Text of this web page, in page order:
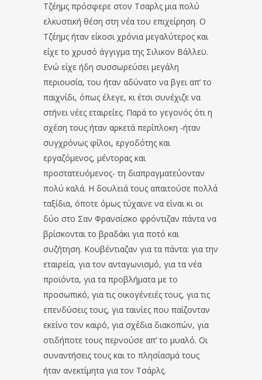
Τζέημς πρόσφερε στον Τσαρλς μια πολύ
ελκυστική θέση στη νέα του επιχείρηση. Ο
Τζέημς ήταν είκοσι χρόνια μεγαλύτερος και
είχε το χρυσό άγγιγμα της Σιλικον Βάλλεϋ.
Ενώ είχε ήδη συσσωρεύσει μεγάλη
περιουσία, του ήταν αδύνατο να βγει απ’ το
παιχνίδι, όπως έλεγε, κι έτσι συνέχιζε να
στήνει νέες εταιρείες. Παρά το γεγονός ότι η
σχέση τους ήταν αρκετά περίπλοκη -ήταν
συγχρόνως φίλοι, εργοδότης και
εργαζόμενος, μέντορας και
προστατευόμενος- τη διαπραγματεύονταν
πολύ καλά. Η δουλειά τους απαιτούσε πολλά
ταξίδια, όποτε όμως τύχαινε να είναι κι οι
δύο στο Σαν Φρανσίσκο φρόντιζαν πάντα να
βρίσκονται το βραδάκι για ποτό και
συζήτηση. Κουβέντιαζαν για τα πάντα: για την
εταιρεία, για τον ανταγωνισμό, για τα νέα
προϊόντα, για τα προβλήματα με το
προσωπικό, για τις οικογένειές τους, για τις
επενδύσεις τους, για ταινίες που παίζονταν
εκείνο τον καιρό, για σχέδια διακοπών, για
οτιδήποτε τους περνούσε απ’ το μυαλό. Οι
συναντήσεις τους και το πλησίασμά τους
ήταν ανεκτίμητα για τον Τσάρλς.